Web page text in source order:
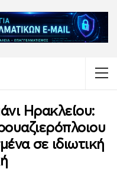
Ηρακλείου:
σε ιδιωτική